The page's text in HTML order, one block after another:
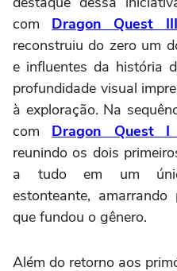
com Dragon Quest
reconstruiu do zero um
e influentes da história
profundidade visual
à exploração. Na
com Dragon Quest
reunindo os dois
a tudo em um
estonteante,
que fundou o gênero.
Além do retorno aos